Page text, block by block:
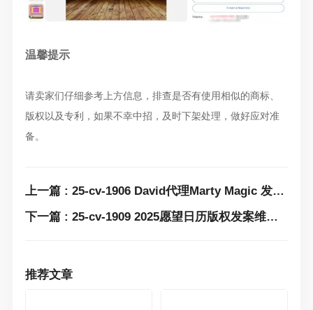
温馨提示
请卖家们仔细参考上方信息，排查是否有使用相似的商标、
版权以及专利，如果不幸中招，及时下架处理，做好应对准
备。
上一篇 : 25-cv-1906 David代理Marty Magic 发饰耳夹版权发案！这两款产品立刻下架！
下一篇 : 25-cv-1909 2025愿望日历版权发案维权！这些图片谨慎使用，日历卖家速看避雷！
推荐文章